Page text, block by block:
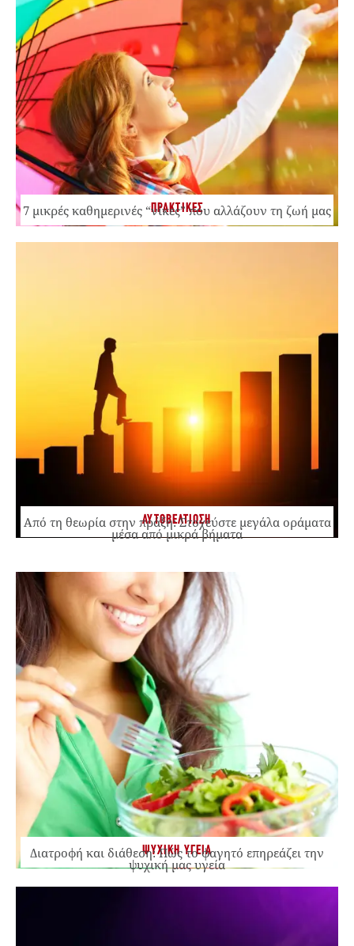
ΠΡΑΚΤΙΚΕΣ
7 μικρές καθημερινές “νίκες” που αλλάζουν τη ζωή μας
ΑΥΤΟΒΕΛΤΙΩΣΗ
Από τη θεωρία στην πράξη: Στοχεύστε μεγάλα οράματα
μέσα από μικρά βήματα
ΨΥΧΙΚΗ ΥΓΕΙΑ
Διατροφή και διάθεση: Πώς το φαγητό επηρεάζει την
ψυχική μας υγεία